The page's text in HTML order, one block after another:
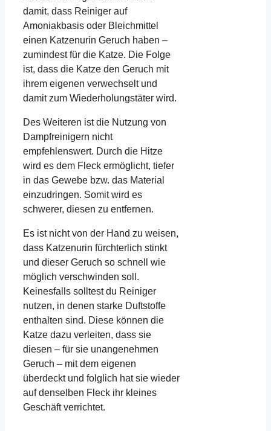
damit, dass Reiniger auf
Amoniakbasis oder Bleichmittel
einen Katzenurin Geruch haben –
zumindest für die Katze. Die Folge
ist, dass die Katze den Geruch mit
ihrem eigenen verwechselt und
damit zum Wiederholungstäter wird.
Des Weiteren ist die Nutzung von
Dampfreinigern nicht
empfehlenswert. Durch die Hitze
wird es dem Fleck ermöglicht, tiefer
in das Gewebe bzw. das Material
einzudringen. Somit wird es
schwerer, diesen zu entfernen.
Es ist nicht von der Hand zu weisen,
dass Katzenurin fürchterlich stinkt
und dieser Geruch so schnell wie
möglich verschwinden soll.
Keinesfalls solltest du Reiniger
nutzen, in denen starke Duftstoffe
enthalten sind. Diese können die
Katze dazu verleiten, dass sie
diesen – für sie unangenehmen
Geruch – mit dem eigenen
überdeckt und folglich hat sie wieder
auf denselben Fleck ihr kleines
Geschäft verrichtet.